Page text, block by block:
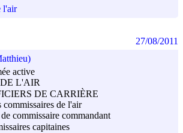
l'air
active
L'AIR
DE CARRIÈRE
commissaires de l'air
commissaire commandant
capitaines
27/08/2011